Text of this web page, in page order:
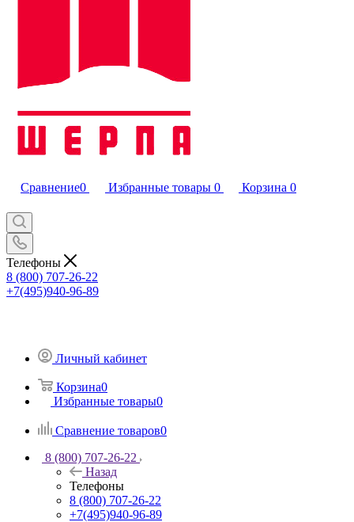
Сравнение0 Избранные товары 0 Корзина 0
Телефоны
8 (800) 707-26-22
+7(495)940-96-89
Личный кабинет
Корзина0
Избранные товары0
Сравнение товаров0
8 (800) 707-26-22
Назад
Телефоны
8 (800) 707-26-22
+7(495)940-96-89